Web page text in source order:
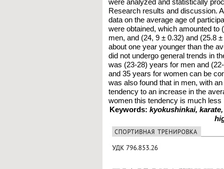
Research results and discussion.
data on the average age of
were obtained, which amounted to
men, and (24, 9 ± 0.32) and (25.8
about one year younger than the
did not undergo general trends in
was (23-28) years for men and
and 35 years for women can be
was also found that in men, with
tendency to an increase in the
women this tendency is much less
Keywords: kyokushinkai,